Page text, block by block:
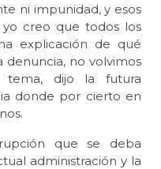
ni impunidad, y esos
creo que todos los
explicación de qué
denuncia, no volvimos
dijo la futura
donde por cierto en
que se deba
administración y la